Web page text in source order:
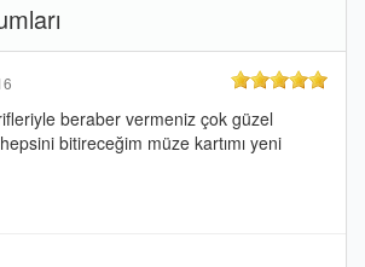
beraber vermeniz çok güzel
bitireceğim müze kartımı yeni